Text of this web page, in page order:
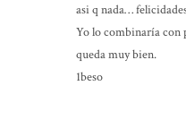
asi q nada…
Yo lo combinaría con
queda muy bien.
1beso